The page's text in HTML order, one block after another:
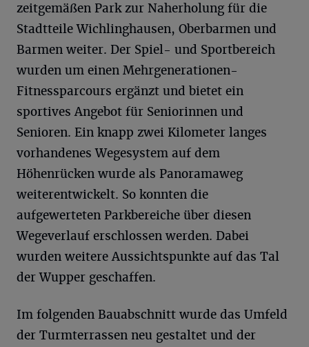
zeitgemäßen Park zur Naherholung für die
Stadtteile Wichlinghausen, Oberbarmen und
Barmen weiter. Der Spiel- und Sportbereich
wurden um einen Mehrgenerationen-
Fitnessparcours ergänzt und bietet ein
sportives Angebot für Seniorinnen und
Senioren. Ein knapp zwei Kilometer langes
vorhandenes Wegesystem auf dem
Höhenrücken wurde als Panoramaweg
weiterentwickelt. So konnten die
aufgewerteten Parkbereiche über diesen
Wegeverlauf erschlossen werden. Dabei
wurden weitere Aussichtspunkte auf das Tal
der Wupper geschaffen.
Im folgenden Bauabschnitt wurde das Umfeld
der Turmterrassen neu gestaltet und der